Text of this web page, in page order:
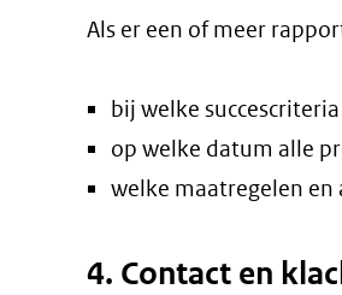
Als er een of meer
bij welke
op welke datum alle
welke maatregelen
4. Contact en